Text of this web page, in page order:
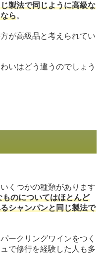
製法で同じように高級な
ら。
が高級品と考えられてい
いはどう違うのでしょう
くつかの種類があります
のについてはほとんど
シャンパンと同じ製法で
ークリングワインをつく
で修行を経験した人も多